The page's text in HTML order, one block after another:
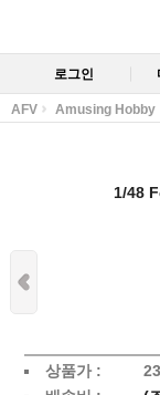
로그인
AFV Amusing Hobby
1/48
상품가 :